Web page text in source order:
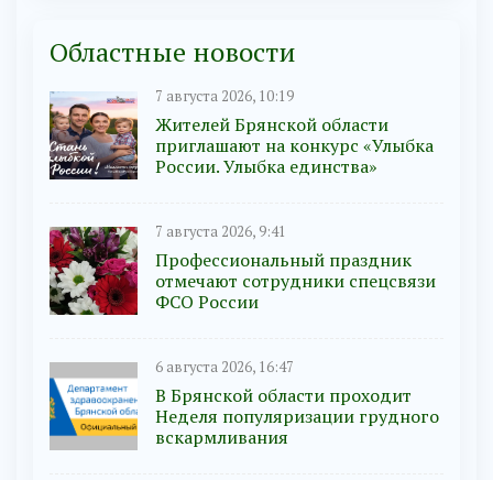
Областные новости
7 августа 2026, 10:19
Жителей Брянской области
приглашают на конкурс «Улыбка
России. Улыбка единства»
7 августа 2026, 9:41
Профессиональный праздник
отмечают сотрудники спецсвязи
ФСО России
6 августа 2026, 16:47
В Брянской области проходит
Неделя популяризации грудного
вскармливания